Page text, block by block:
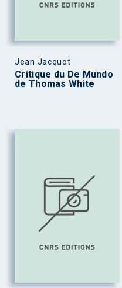
Jean Jacquot
Critique du De Mundo
de Thomas White